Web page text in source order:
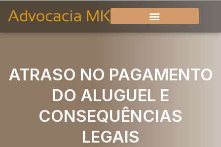
ATRASO NO PAGAMENTO
DO ALUGUEL E
CONSEQUÊNCIAS
LEGAIS